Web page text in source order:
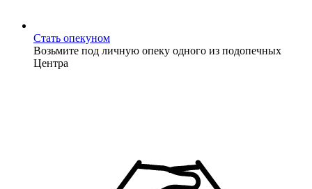
Стать опекуном
Возьмите под личную опеку одного из подопечных
Центра